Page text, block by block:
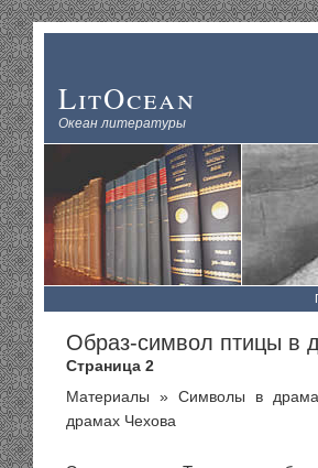
LitOcean
Океан литературы
Образ-символ птицы в
Страница 2
Материалы »Символы в
драмах Чехова